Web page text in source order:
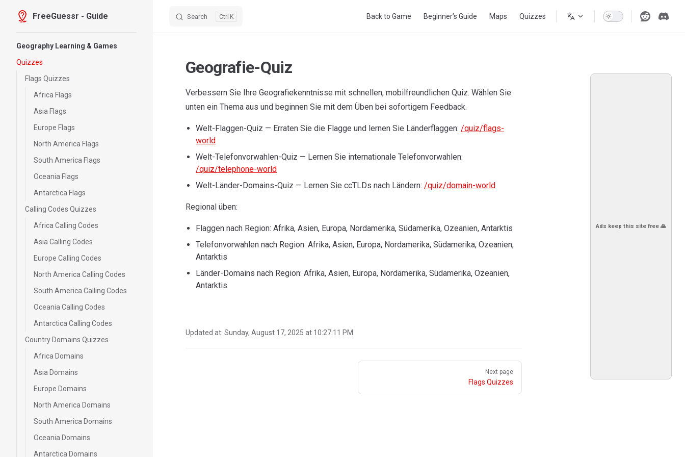
Skip to content
FreeGuessr - Guide Search K Back to Game Beginner’s Guide Maps Quizzes
Geography Learning & Games
Quizzes
Flags Quizzes
Africa Flags
Asia Flags
Europe Flags
North America Flags
South America Flags
Oceania Flags
Antarctica Flags
Calling Codes Quizzes
Africa Calling Codes
Asia Calling Codes
Europe Calling Codes
North America Calling Codes
South America Calling Codes
Oceania Calling Codes
Antarctica Calling Codes
Country Domains Quizzes
Africa Domains
Asia Domains
Europe Domains
North America Domains
South America Domains
Oceania Domains
Antarctica Domains
Ads keep this site free 🙏
Geografie-Quiz
Verbessern Sie Ihre Geografiekenntnisse mit schnellen, mobilfreundlichen Quiz. Wählen Sie
unten ein Thema aus und beginnen Sie mit dem Üben bei sofortigem Feedback.
Welt-Flaggen-Quiz — Erraten Sie die Flagge und lernen Sie Länderflaggen: /quiz/flags-
world
Welt-Telefonvorwahlen-Quiz — Lernen Sie internationale Telefonvorwahlen:
/quiz/telephone-world
Welt-Länder-Domains-Quiz — Lernen Sie ccTLDs nach Ländern: /quiz/domain-world
Regional üben:
Flaggen nach Region: Afrika, Asien, Europa, Nordamerika, Südamerika, Ozeanien, Antarktis
Telefonvorwahlen nach Region: Afrika, Asien, Europa, Nordamerika, Südamerika, Ozeanien,
Antarktis
Länder-Domains nach Region: Afrika, Asien, Europa, Nordamerika, Südamerika, Ozeanien,
Antarktis
Updated at: Sunday, August 17, 2025 at 10:27:11 PM
Next page
Flags Quizzes